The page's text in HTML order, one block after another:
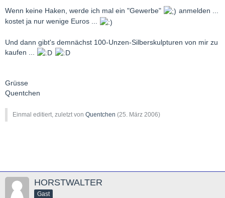
Wenn keine Haken, werde ich mal ein "Gewerbe"
anmelden ...
kostet ja nur wenige Euros ...
Und dann gibt's demnächst 100-Unzen-Silberskulpturen von mir zu
kaufen ...
Grüsse
Quentchen
Einmal editiert, zuletzt von Quentchen (25. März 2006)
HORSTWALTER
Gast